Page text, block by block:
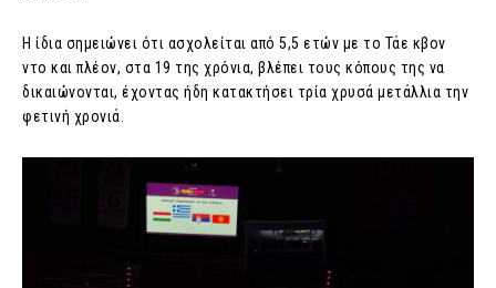
Η ίδια σημειώνει ότι ασχολείται από 5,5 ετών με το Τάε κβον
ντο και πλέον, στα 19 της χρόνια, βλέπει τους κόπους της να
δικαιώνονται, έχοντας ήδη κατακτήσει τρία χρυσά μετάλλια την
φετινή χρονιά.